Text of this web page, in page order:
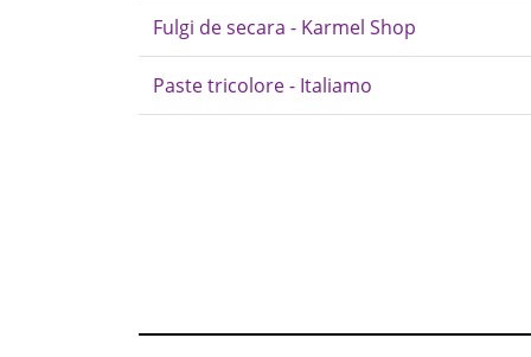
Fulgi de secara - Karmel Shop
Paste tricolore - Italiamo